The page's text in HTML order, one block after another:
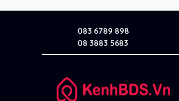
083 6789 898
08 3883 5683